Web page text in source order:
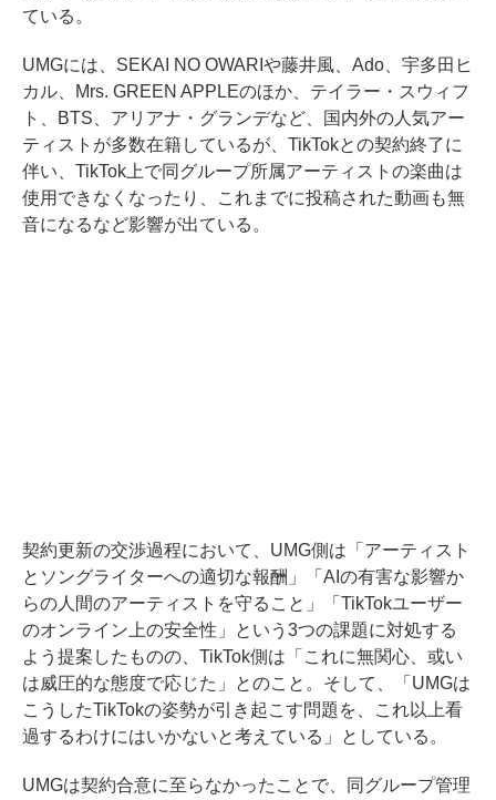
ている。
UMGには、SEKAI NO OWARIや藤井風、Ado、宇多田ヒ
カル、Mrs. GREEN APPLEのほか、テイラー・スウィフ
ト、BTS、アリアナ・グランデなど、国内外の人気アー
ティストが多数在籍しているが、TikTokとの契約終了に
伴い、TikTok上で同グループ所属アーティストの楽曲は
使用できなくなったり、これまでに投稿された動画も無
音になるなど影響が出ている。
契約更新の交渉過程において、UMG側は「アーティスト
とソングライターへの適切な報酬」「AIの有害な影響か
らの人間のアーティストを守ること」「TikTokユーザー
のオンライン上の安全性」という3つの課題に対処する
よう提案したものの、TikTok側は「これに無関心、或い
は威圧的な態度で応じた」とのこと。そして、「UMGは
こうしたTikTokの姿勢が引き起こす問題を、これ以上看
過するわけにはいかないと考えている」としている。
UMGは契約合意に至らなかったことで、同グループ管理